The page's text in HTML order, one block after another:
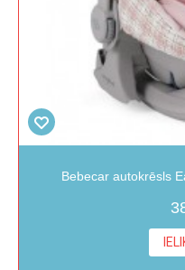
Bebecar autokrēsls